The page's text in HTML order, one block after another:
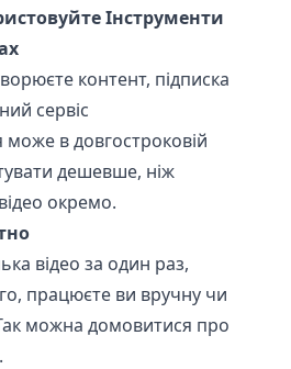
Інструменти
контент, підписка
сервіс
в довгостроковій
дешевше, ніж
окремо.
відео за один раз,
працюєте ви вручну чи
можна домовитися про